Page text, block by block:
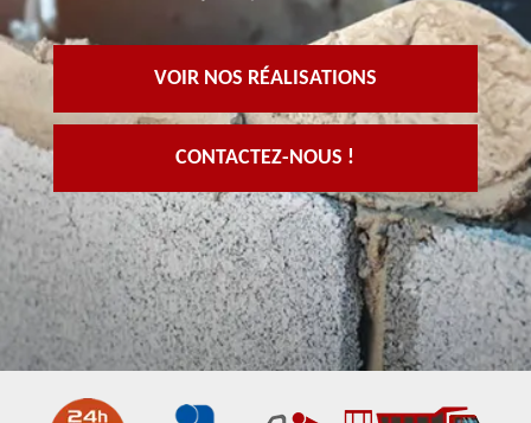
VOIR NOS RÉALISATIONS
CONTACTEZ-NOUS !